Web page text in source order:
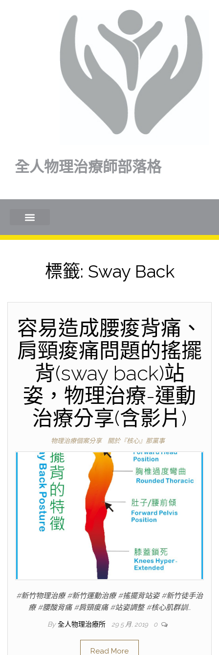
全人物理治療師部落格
標籤: Sway Back
容易造成腰痠背痛、
肩頸痠痛問題的搖擺
背(sway back)站
姿，物理治療-運動
治療分享(含影片)
物理治療個案分享 關於『核心』那黨事
#新竹物理治療 #新竹運動治療 #搖擺背站姿 #新竹徒手治
療 #腰酸背痛 #肩頸痠痛 #站姿調整 #核心肌群訓…
By 全人物理治療所 29 5 月, 2019 0
Read More